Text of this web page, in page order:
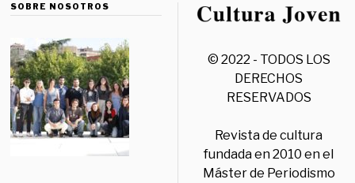
SOBRE NOSOTROS
© 2022 - TODOS LOS
DERECHOS
RESERVADOS
Revista de cultura
fundada en 2010 en el
Máster de Periodismo